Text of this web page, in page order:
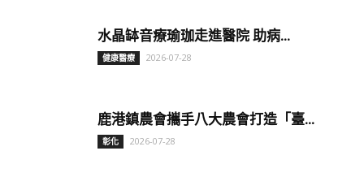
水晶缽音療瑜珈走進醫院 助病...
健康醫療 2026-07-28
鹿港鎮農會攜手八大農會打造「臺...
彰化 2026-07-28